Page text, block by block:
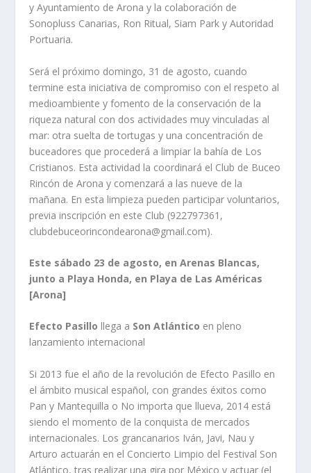
y Ayuntamiento de Arona y la colaboración de
Sonopluss Canarias, Ron Ritual, Siam Park y Autoridad
Portuaria.
Será el próximo domingo, 31 de agosto, cuando
termine esta iniciativa de compromiso con el respeto al
medioambiente y fomento de la conservación de la
riqueza natural con dos actividades muy vinculadas al
mar: otra suelta de tortugas y una concentración de
buceadores que procederá a limpiar la bahía de Los
Cristianos. Esta actividad la coordinará el Club de Buceo
Rincón de Arona y comenzará a las nueve de la
mañana. En esta limpieza pueden participar voluntarios,
previa inscripción en este Club (922797361,
clubdebuceorincondearona@gmail.com).
Este sábado 23 de agosto, en Arenas Blancas,
junto a Playa Honda, en Playa de Las Américas
[Arona]
Efecto Pasillo llega a Son Atlántico en pleno
lanzamiento internacional
Si 2013 fue el año de la revolución de Efecto Pasillo en
el ámbito musical español, con grandes éxitos como
Pan y Mantequilla o No importa que llueva, 2014 está
siendo el momento de la conquista de mercados
internacionales. Los grancanarios Iván, Javi, Nau y
Arturo actuarán en el Concierto Limpio del Festival Son
Atlántico, tras realizar una gira por México y actuar (el